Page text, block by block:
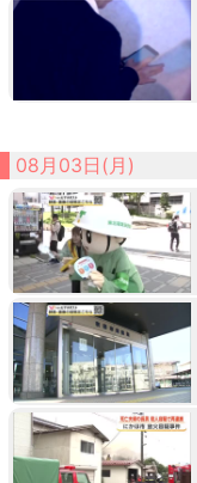
08月03日(月)